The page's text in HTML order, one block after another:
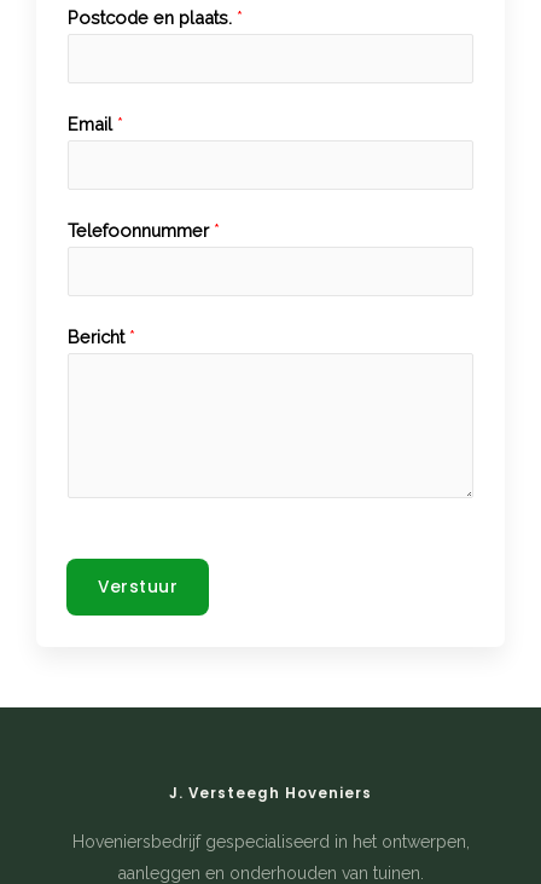
Postcode en plaats. *
Email *
Telefoonnummer *
Bericht *
Verstuur
J. Versteegh Hoveniers
Hoveniersbedrijf gespecialiseerd in het ontwerpen,
aanleggen en onderhouden van tuinen.